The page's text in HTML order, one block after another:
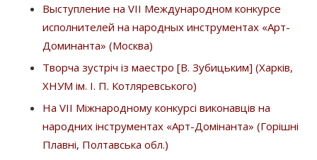
Выступление на VII Международном конкурсе
исполнителей на народных инструментах «Арт-
Доминанта» (Москва)
Творча зустріч із маестро [В. Зубицьким] (Харків,
ХНУМ ім. І. П. Котляревського)
На VІІ Міжнародному конкурсі виконавців на
народних інструментах «Арт-Домінанта» (Горішні
Плавні, Полтавська обл.)